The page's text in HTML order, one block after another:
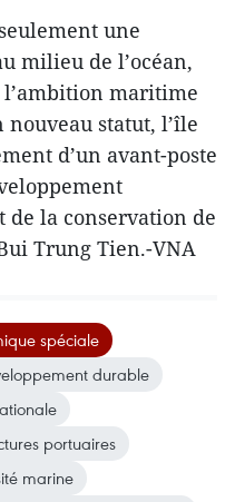
une
milieu de l’océan,
l’ambition maritime
nouveau statut, l’île
d’un avant-poste
la conservation de
Trung Tien.-VNA
spéciale
durable
portuaires
marine